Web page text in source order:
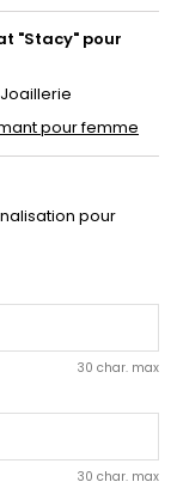
"Stacy" pour
pour femme
pour
30 char. max
30 char. max